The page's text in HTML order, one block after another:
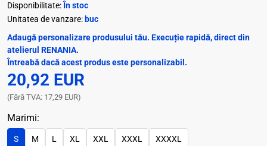
Disponibilitate: În stoc
Unitatea de vanzare: buc
Adaugă personalizare produsului tău. Execuție rapidă, direct din
atelierul RENANIA.
Întreabă dacă acest produs este personalizabil.
20,92 EUR
(Fără TVA: 17,29 EUR)
Marimi:
S M L XL XXL XXXL XXXXL